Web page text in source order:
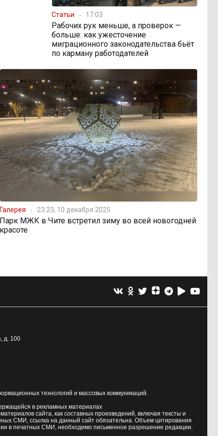
Статьи 17:03
Рабочих рук меньше, а проверок —
больше: как ужесточение
миграционного законодательства бьёт
по карману работодателей
Галерея 23:23, 10 декабря 2025
Парк МЖК в Чите встретил зиму во всей новогодней
красоте
д. 100
технологий и массовых коммуникаций.
в рекламных материалах
сайта, как составных произведений, включая тексты и
СМИ, ссылка на данный сайт обязательна. Объем цитирования
в печатных СМИ, необходимо письменное разрешение редакции.